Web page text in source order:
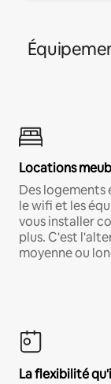
Locations
Des logements
le wifi et les
vous installer
plus. C'est
moyenne ou
La flexibilité